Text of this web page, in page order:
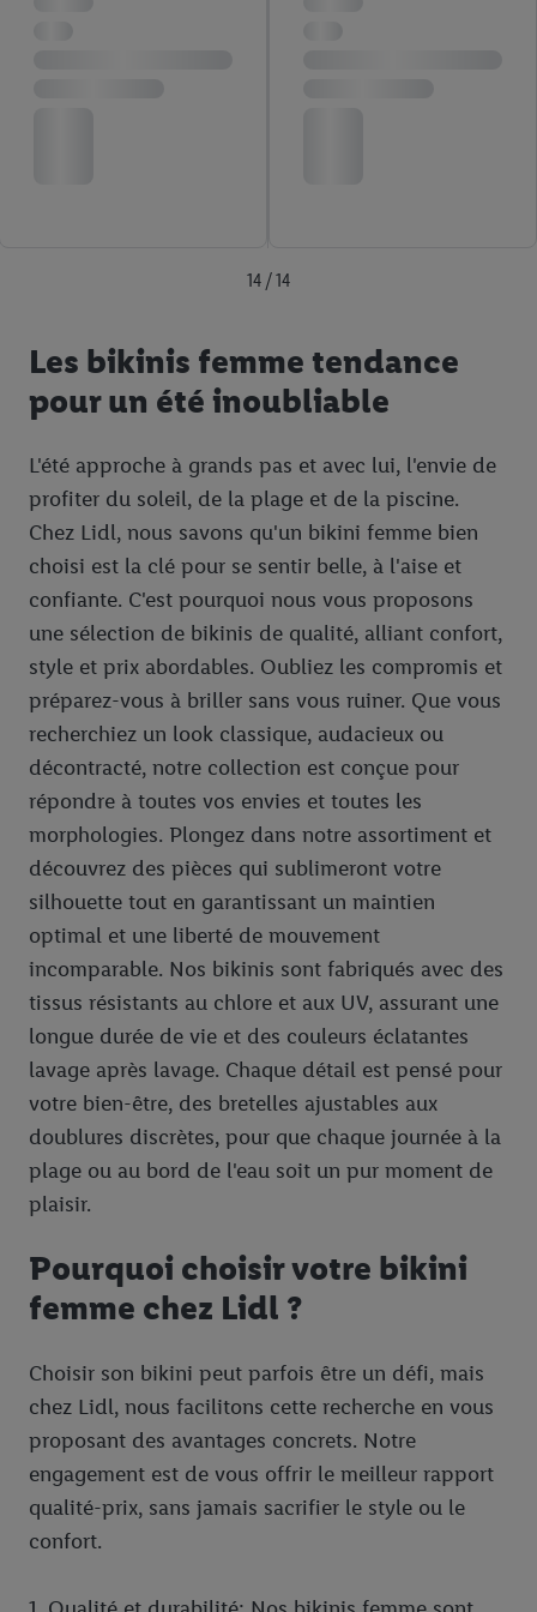
14 / 14
Les bikinis femme tendance
pour un été inoubliable
L'été approche à grands pas et avec lui, l'envie de
profiter du soleil, de la plage et de la piscine.
Chez Lidl, nous savons qu'un bikini femme bien
choisi est la clé pour se sentir belle, à l'aise et
confiante. C'est pourquoi nous vous proposons
une sélection de bikinis de qualité, alliant confort,
style et prix abordables. Oubliez les compromis et
préparez-vous à briller sans vous ruiner. Que vous
recherchiez un look classique, audacieux ou
décontracté, notre collection est conçue pour
répondre à toutes vos envies et toutes les
morphologies. Plongez dans notre assortiment et
découvrez des pièces qui sublimeront votre
silhouette tout en garantissant un maintien
optimal et une liberté de mouvement
incomparable. Nos bikinis sont fabriqués avec des
tissus résistants au chlore et aux UV, assurant une
longue durée de vie et des couleurs éclatantes
lavage après lavage. Chaque détail est pensé pour
votre bien-être, des bretelles ajustables aux
doublures discrètes, pour que chaque journée à la
plage ou au bord de l'eau soit un pur moment de
plaisir.
Pourquoi choisir votre bikini
femme chez Lidl ?
Choisir son bikini peut parfois être un défi, mais
chez Lidl, nous facilitons cette recherche en vous
proposant des avantages concrets. Notre
engagement est de vous offrir le meilleur rapport
qualité-prix, sans jamais sacrifier le style ou le
confort.